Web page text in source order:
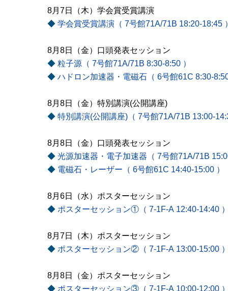
8月7日（木）学会賞受賞講演
◆ 学会賞受賞講演（ 7号館71A/71B 18:20-18:45
8月8日（金）口頭発表セッション
◆ 粒子源（ 7号館71A/71B 8:30-8:50 ）
◆ ハドロン加速器・電磁石（ 6号館61C 8:30-
8月8日（金）特別講演(公開講座)
◆ 特別講演(公開講座)（ 7号館71A/71B 13:00-
8月8日（金）口頭発表セッション
◆ 光源加速器・電子加速器（ 7号館71A/71B
◆ 電磁石・レーザー（ 6号館61C 14:40-15:00 ）
8月6日（水）ポスターセッション
◆ ポスターセッション①（ 7-1F-A 12:40-14:40
8月7日（木）ポスターセッション
◆ ポスターセッション②（ 7-1F-A 13:00-15:00
8月8日（金）ポスターセッション
◆ ポスターセッション③（ 7-1F-A 10:00-12:00